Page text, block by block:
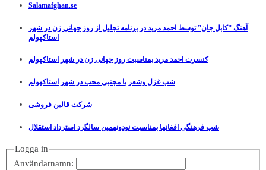
Salamafghan.se
آهنگ ”کابل جان” توسط احمد مرید در برنامه تجلیل از روز جهانی زن در شهر
استاکهولم
کنسرت احمد مرید بمناسبت روز جهانی زن در شهر استاکهولم
شب غزل وشعر با مجتبی محب در شهر استاکهولم
شرکت قالین فروشی
شب فرهنگی افغانها بمناسبت نودونهمین سالگرد استرداد استقلال
Logga in
Användarnamn: